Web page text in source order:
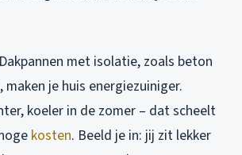
met isolatie, zoals beton
je huis energiezuiniger.
koeler in de zomer – dat scheelt
kosten. Beeld je in: jij zit lekker